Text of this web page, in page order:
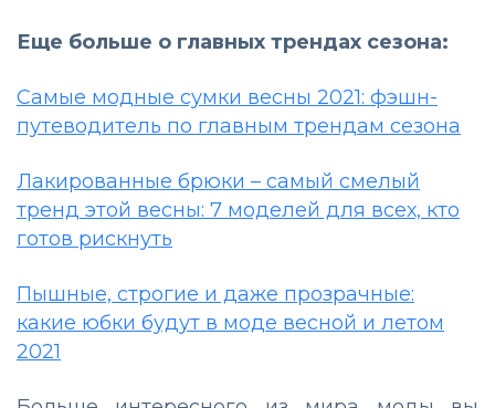
Еще больше о главных трендах сезона:
Самые модные сумки весны 2021: фэшн-
путеводитель по главным трендам сезона
Лакированные брюки – самый смелый
тренд этой весны: 7 моделей для всех, кто
готов рискнуть
Пышные, строгие и даже прозрачные:
какие юбки будут в моде весной и летом
2021